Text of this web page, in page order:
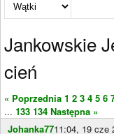
Jankowskie
cień
« Poprzednia 1 2 3 4 5 6
... 133 134 Następna »
Johanka7711:04, 19 cze